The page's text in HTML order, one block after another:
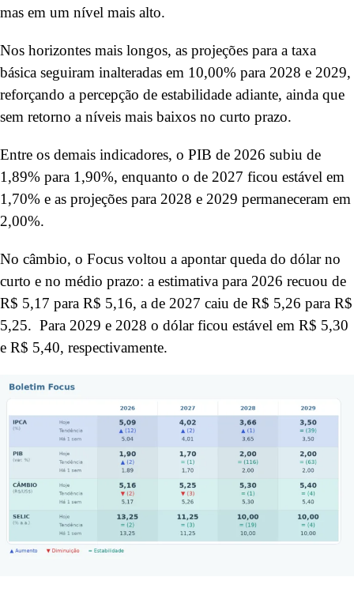
mas em um nível mais alto.
Nos horizontes mais longos, as projeções para a taxa
básica seguiram inalteradas em 10,00% para 2028 e 2029,
reforçando a percepção de estabilidade adiante, ainda que
sem retorno a níveis mais baixos no curto prazo.
Entre os demais indicadores, o PIB de 2026 subiu de
1,89% para 1,90%, enquanto o de 2027 ficou estável em
1,70% e as projeções para 2028 e 2029 permaneceram em
2,00%.
No câmbio, o Focus voltou a apontar queda do dólar no
curto e no médio prazo: a estimativa para 2026 recuou de
R$ 5,17 para R$ 5,16, a de 2027 caiu de R$ 5,26 para R$
5,25. Para 2029 e 2028 o dólar ficou estável em R$ 5,30
e R$ 5,40, respectivamente.